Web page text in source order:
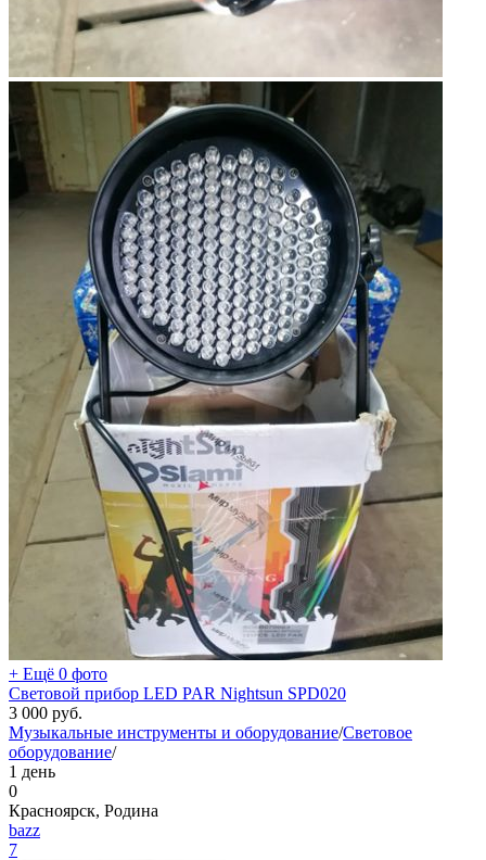
+ Ещё 0 фото
Световой прибор LED PAR Nightsun SPD020
3 000 руб.
Музыкальные инструменты и оборудование/Световое
оборудование/
1 день
0
Красноярск, Родина
bazz
7